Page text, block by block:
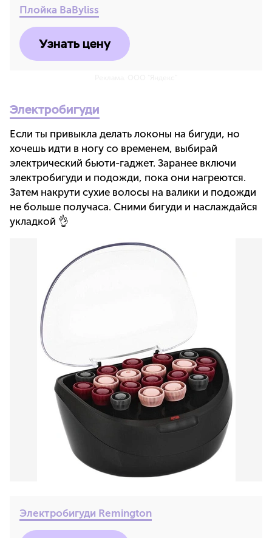
Плойка BaByliss
Узнать цену
Электробигуди
Если ты привыкла делать локоны на бигуди, но
хочешь идти в ногу со временем, выбирай
электрический бьюти-гаджет. Заранее включи
электробигуди и подожди, пока они нагреются.
Затем накрути сухие волосы на валики и подожди
не больше получаса. Сними бигуди и наслаждайся
укладкой 👌
Электробигуди Remington